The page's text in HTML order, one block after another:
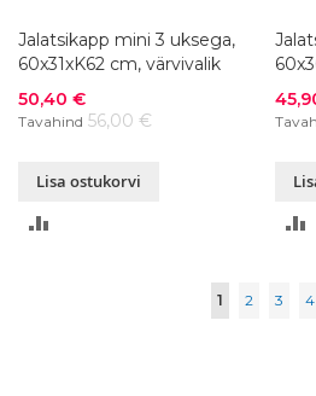
Jalatsikapp mini 3 uksega,
60x31xK62 cm, värvivalik
Soodushind
50,40 €
Tavahind 56,00 €
Lisa ostukorvi
Page
You're
1 Page
2 Page
3 4